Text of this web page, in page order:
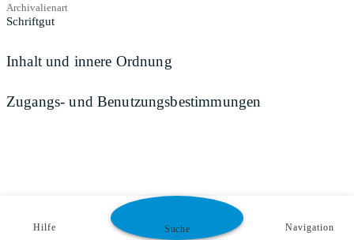
Archivalienart
Schriftgut
Inhalt und innere Ordnung
Zugangs- und Benutzungsbestimmungen
Hilfe Suche Navigation